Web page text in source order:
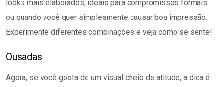
looks mais elaborados, ideais para compromissos formais
ou quando você quer simplesmente causar boa impressão.
Experimente diferentes combinações e veja como se sente!
Ousadas
Agora, se você gosta de um visual cheio de atitude, a dica é